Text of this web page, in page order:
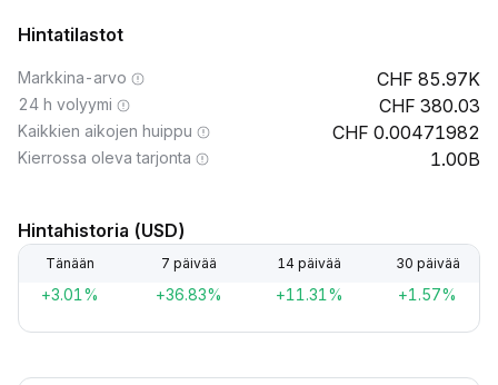
Hintatilastot
Markkina-arvo 85.97K
24 h volyymi 380.03
Kaikkien aikojen huippu 0.00471982
Kierrossa oleva tarjonta 1.00B
Hintahistoria (USD)
Tänään 7 päivää 14 päivää 30 päivää
+3.01% +36.83% +11.31% +1.57%